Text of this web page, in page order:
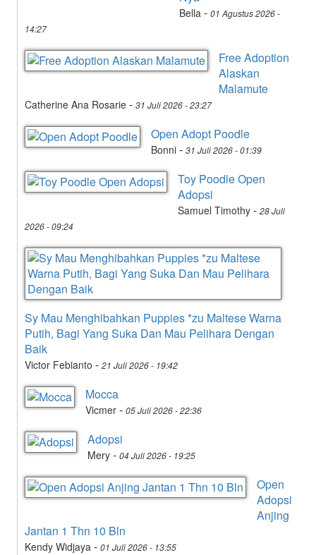
Bella - 01 Agustus 2026 -
14:27
Free Adoption
Alaskan
Malamute
Catherine Ana Rosarie - 31 Juli 2026 - 23:27
Open Adopt Poodle
Bonni - 31 Juli 2026 - 01:39
Toy Poodle Open
Adopsi
Samuel Timothy - 28 Juli
2026 - 09:24
Sy Mau Menghibahkan Puppies *zu Maltese Warna
Putih, Bagi Yang Suka Dan Mau Pelihara Dengan
Baik
Victor Febianto - 21 Juli 2026 - 19:42
Mocca
Vicmer - 05 Juli 2026 - 22:36
Adopsi
Mery - 04 Juli 2026 - 19:25
Open
Adopsi
Anjing
Jantan 1 Thn 10 Bln
Kendy Widjaya - 01 Juli 2026 - 13:55